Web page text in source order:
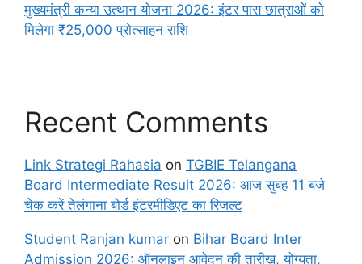
मुख्यमंत्री कन्या उत्थान योजना 2026: इंटर पास छात्राओं को
मिलेगा ₹25,000 प्रोत्साहन राशि
Recent Comments
Link Strategi Rahasia on TGBIE Telangana
Board Intermediate Result 2026: आज सुबह 11 बजे
चेक करें तेलंगाना बोर्ड इंटरमीडिएट का रिजल्ट
Student Ranjan kumar on Bihar Board Inter
Admission 2026: ऑनलाइन आवेदन की तारीख, योग्यता,